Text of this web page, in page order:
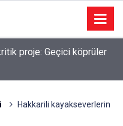
proje: Geçici köprüler
Hakkarili kayakseverlerin